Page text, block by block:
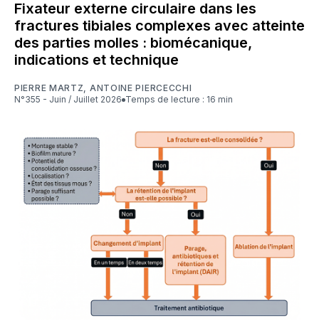
Fixateur externe circulaire dans les
fractures tibiales complexes avec atteinte
des parties molles : biomécanique,
indications et technique
PIERRE MARTZ, ANTOINE PIERCECCHI
N°355 - Juin / Juillet 2026
Temps de lecture : 16 min